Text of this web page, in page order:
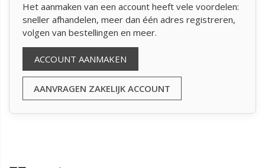
Het aanmaken van een account heeft vele voordelen:
sneller afhandelen, meer dan één adres registreren,
volgen van bestellingen en meer.
ACCOUNT AANMAKEN
AANVRAGEN ZAKELIJK ACCOUNT